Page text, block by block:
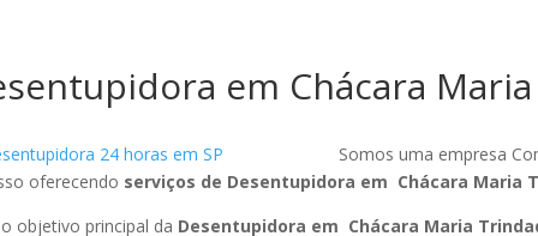
em Chácara
Somos uma empresa
oferecendo serviços de Desentupidora em Chácara Maria
objetivo principal da Desentupidora em Chácara Maria